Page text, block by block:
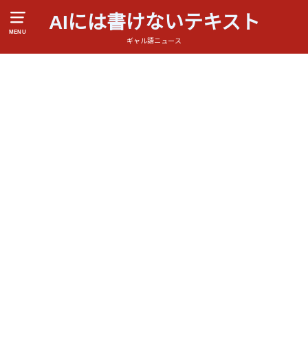
MENU AIには書けないテキスト
ギャル語ニュース